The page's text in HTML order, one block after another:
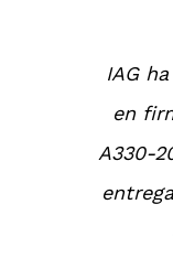
IAG
en
A330-